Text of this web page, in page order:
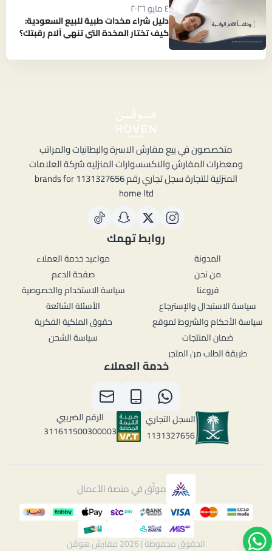
٤ مايو ٢٠٢٦
دليل شراء مخدات طبية للبيع السعودية:
كيف تختار المخدة التي تنهي آلام رقبتك؟
متخصصون في بيع مفارش الاسرة والبطانيات والمراتب
ومعطرات المفارش والاكسسوارات المنزليه شركة العلامات
المنزلية للتجارة سجل تجاري رقم 1131327656 brands for
home ltd
روابط تهمك
المدونة
من نحن
فروعنا
سياسة الاستبدال والإسترجاع
سياسة الأحكام والشروط لموقع
ضمان المنتجات
طريقة الطلب من المتجر
مواعيد خدمة العملاء
صفحة الدعم
سياسة الاستخدام والخصوصية
الأسئلة الشائعة
حقوق الملكية الفكرية
سياسة الشحن
خدمة العملاء
السجل التجاري
1131327656
الرقم الضريبي
311611500300003
موثّق في منصة الأعمال
الحقوق محفوظة | 2026 مفارش هوڤن